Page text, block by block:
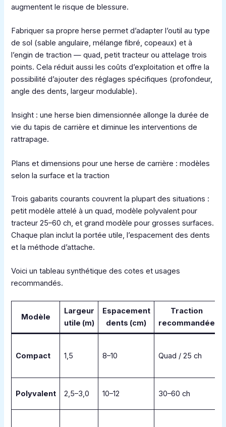
augmentent le risque de blessure.
Fabriquer sa propre herse permet d’adapter l’outil au type
de sol (sable angulaire, mélange fibré, copeaux) et à
l’engin de traction — quad, petit tracteur ou attelage trois
points. Cela réduit aussi les coûts d’exploitation et offre la
possibilité d’ajouter des réglages spécifiques (profondeur,
angle des dents, largeur modulable).
Insight : une herse bien dimensionnée allonge la durée de
vie du tapis de carrière et diminue les interventions de
rattrapage.
Plans et dimensions pour une herse de carrière : modèles
selon la surface et la traction
Trois gabarits courants couvrent la plupart des situations :
petit modèle attelé à un quad, modèle polyvalent pour
tracteur 25–60 ch, et grand modèle pour grosses surfaces.
Chaque plan inclut la portée utile, l’espacement des dents
et la méthode d’attache.
Voici un tableau synthétique des cotes et usages
recommandés.
Modèle
Largeur
utile (m)
Espacement
dents (cm)
Traction
recommandée
Compact 1,5 8–10 Quad / 25 ch
Polyvalent 2,5–3,0 10–12 30–60 ch